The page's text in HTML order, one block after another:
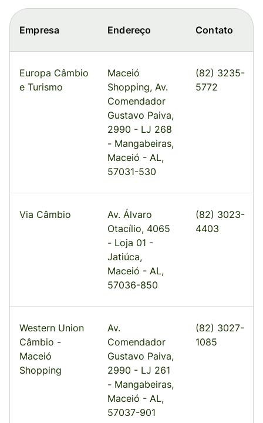
Empresa Endereço Contato
Europa Câmbio
e Turismo
Maceió
Shopping, Av.
Comendador
Gustavo Paiva,
2990 - LJ 268
- Mangabeiras,
Maceió - AL,
57031-530
(82) 3235-
5772
Via Câmbio
Av. Álvaro
Otacílio, 4065
- Loja 01 -
Jatiúca,
Maceió - AL,
57036-850
(82) 3023-
4403
Western Union
Câmbio -
Maceió
Shopping
Av.
Comendador
Gustavo Paiva,
2990 - LJ 261
- Mangabeiras,
Maceió - AL,
57037-901
(82) 3027-
1085